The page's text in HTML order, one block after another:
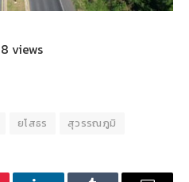
views
ยโสธร สุวรรณภูมิ